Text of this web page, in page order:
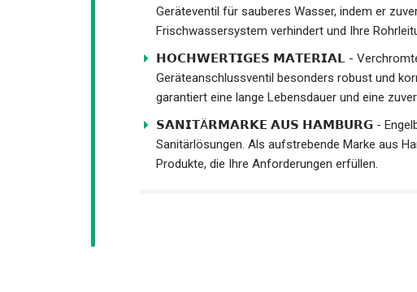
Geräteventil für sauberes Wasser, indem er
Frischwassersystem verhindert und Ihre
𝗛𝗢𝗖𝗛𝗪𝗘𝗥𝗧𝗜𝗚𝗘𝗦 𝗠𝗔𝗧𝗘𝗥𝗜𝗔𝗟 - Verchromtes
Geräteanschlussventil besonders robust und
garantiert eine lange Lebensdauer und eine
𝗦𝗔𝗡𝗜𝗧Ä𝗥𝗠𝗔𝗥𝗞𝗘 𝗔𝗨𝗦 𝗛𝗔𝗠𝗕𝗨𝗥𝗚 -
Sanitärlösungen. Als aufstrebende Marke aus
Produkte, die Ihre Anforderungen erfüllen.